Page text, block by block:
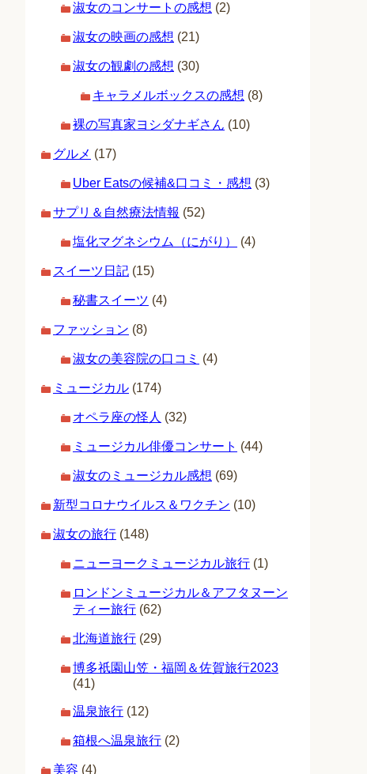
淑女のコンサートの感想 (2)
淑女の映画の感想 (21)
淑女の観劇の感想 (30)
キャラメルボックスの感想 (8)
裸の写真家ヨシダナギさん (10)
グルメ (17)
Uber Eatsの候補&口コミ・感想 (3)
サプリ＆自然療法情報 (52)
塩化マグネシウム（にがり） (4)
スイーツ日記 (15)
秘書スイーツ (4)
ファッション (8)
淑女の美容院の口コミ (4)
ミュージカル (174)
オペラ座の怪人 (32)
ミュージカル俳優コンサート (44)
淑女のミュージカル感想 (69)
新型コロナウイルス＆ワクチン (10)
淑女の旅行 (148)
ニューヨークミュージカル旅行 (1)
ロンドンミュージカル＆アフタヌーン
ティー旅行 (62)
北海道旅行 (29)
博多祇園山笠・福岡＆佐賀旅行2023
(41)
温泉旅行 (12)
箱根へ温泉旅行 (2)
美容 (4)